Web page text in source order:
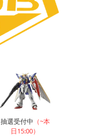
抽選受付中 （~本
日15:00）